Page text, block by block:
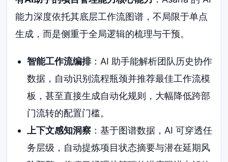
能力深度依托其底层工作流图谱，不局限于单点
生成，而是侧重于全局逻辑的梳理与干预。
智能工作流编排：AI 助手能解析团队历史协作
数据，自动识别流程瓶颈并推荐最佳工作流模
板，甚至直接生成自动化规则，大幅降低跨部
门流转的配置门槛。
上下文感知洞察：基于图谱数据，AI 可穿透任
务层级，自动提炼项目状态摘要与潜在延期风